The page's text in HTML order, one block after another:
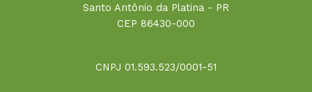
Santo Antônio da Platina - PR
CEP 86430-000
CNPJ 01.593.523/0001-51